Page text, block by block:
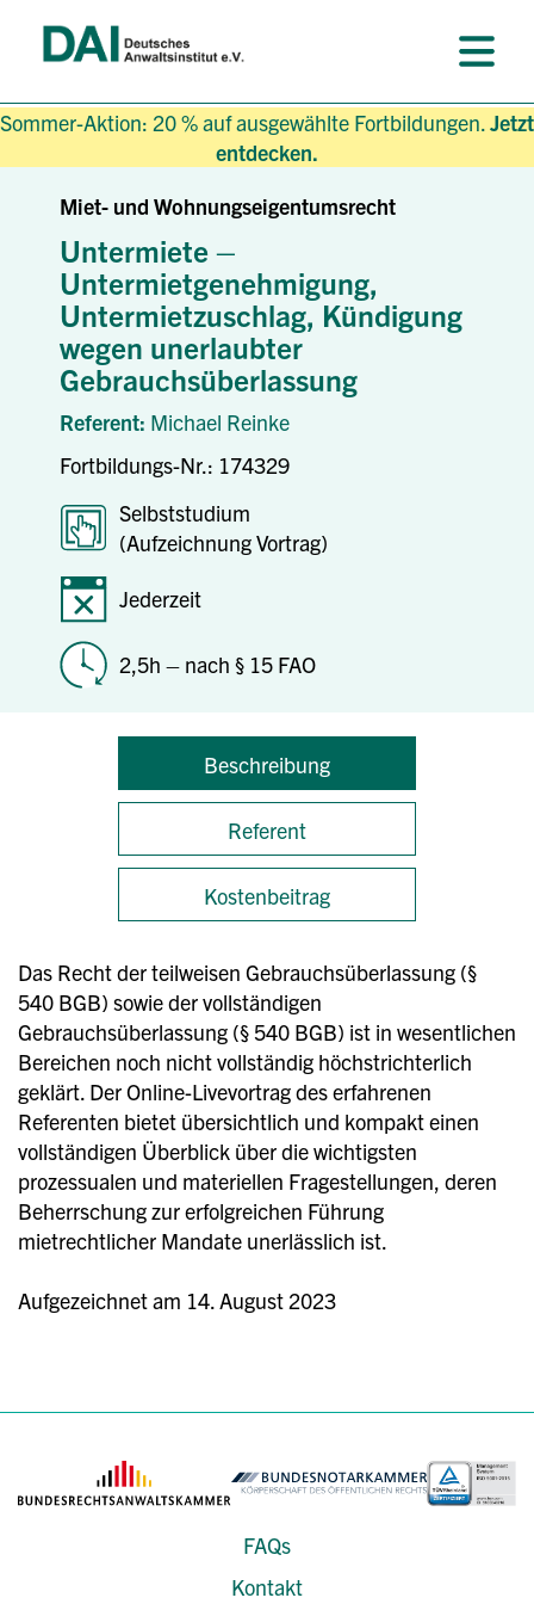
Sommer-Aktion: 20 % auf ausgewählte Fortbildungen.Jetzt
entdecken.
Miet- und Wohnungseigentumsrecht
Untermiete –
Untermietgenehmigung,
Untermietzuschlag, Kündigung
wegen unerlaubter
Gebrauchsüberlassung
Referent: Michael Reinke
Fortbildungs-Nr.: 174329
Selbststudium
(Aufzeichnung Vortrag)
Jederzeit
2,5h – nach § 15 FAO
Beschreibung
Referent
Kostenbeitrag
Das Recht der teilweisen Gebrauchsüberlassung (§
540 BGB) sowie der vollständigen
Gebrauchsüberlassung (§ 540 BGB) ist in wesentlichen
Bereichen noch nicht vollständig höchstrichterlich
geklärt. Der Online-Livevortrag des erfahrenen
Referenten bietet übersichtlich und kompakt einen
vollständigen Überblick über die wichtigsten
prozessualen und materiellen Fragestellungen, deren
Beherrschung zur erfolgreichen Führung
mietrechtlicher Mandate unerlässlich ist.
Aufgezeichnet am 14. August 2023
FAQs
Kontakt